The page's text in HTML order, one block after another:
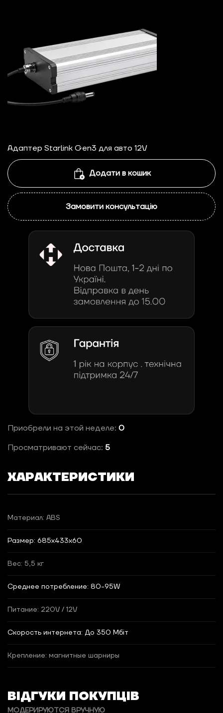
Адаптер Starlink Gen3 для авто 12V
Додати в кошик
Замовити консультацію
Приобрели на этой неделе: 0
Просматривают сейчас: 5
ХАРАКТЕРИСТИКИ
Материал: ABS
Размер: 685х433х60
Вес: 5,5 кг
Среднее потребление: 80-95W
Питание: 220V / 12V
Скорость интернета: До 350 Мбіт
Крепление: магнитные шарниры
ВІДГУКИ ПОКУПЦІВ
МОДЕРИРУЮТСЯ ВРУЧНУЮ